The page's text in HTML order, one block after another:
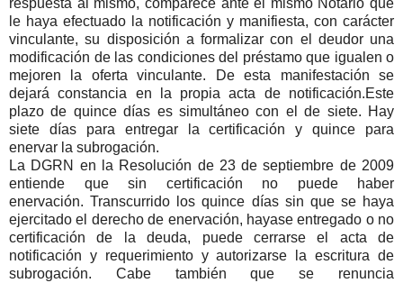
respuesta al mismo, comparece ante el mismo Notario que
le haya efectuado la notificación y manifiesta, con carácter
vinculante, su disposición a formalizar con el deudor una
modificación de las condiciones del préstamo que igualen o
mejoren la oferta vinculante. De esta manifestación se
dejará constancia en la propia acta de notificación.Este
plazo de quince días es simultáneo con el de siete. Hay
siete días para entregar la certificación y quince para
enervar la subrogación.
La DGRN en la Resolución de 23 de septiembre de 2009
entiende que sin certificación no puede haber
enervación. Transcurrido los quince días sin que se haya
ejercitado el derecho de enervación, hayase entregado o no
certificación de la deuda, puede cerrarse el acta de
notificación y requerimiento y autorizarse la escritura de
subrogación. Cabe también que se renuncia